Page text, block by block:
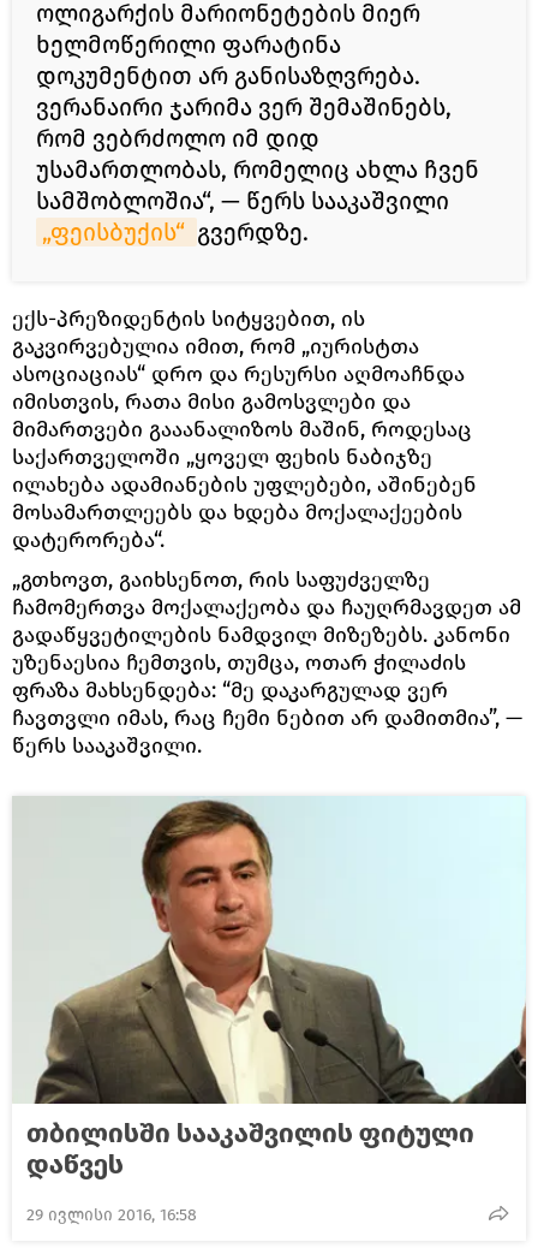
ოლიგარქის მარიონეტების მიერ
ხელმოწერილი ფარატინა
დოკუმენტით არ განისაზღვრება.
ვერანაირი ჯარიმა ვერ შემაშინებს,
რომ ვებრძოლო იმ დიდ
უსამართლობას, რომელიც ახლა ჩვენ
სამშობლოშია“, — წერს სააკაშვილი
„ფეისბუქის“ გვერდზე.
ექს-პრეზიდენტის სიტყვებით, ის
გაკვირვებულია იმით, რომ „იურისტთა
ასოციაციას“ დრო და რესურსი აღმოაჩნდა
იმისთვის, რათა მისი გამოსვლები და
მიმართვები გააანალიზოს მაშინ, როდესაც
საქართველოში „ყოველ ფეხის ნაბიჯზე
ილახება ადამიანების უფლებები, აშინებენ
მოსამართლეებს და ხდება მოქალაქეების
დატერორება“.
„გთხოვთ, გაიხსენოთ, რის საფუძველზე
ჩამომერთვა მოქალაქეობა და ჩაუღრმავდეთ ამ
გადაწყვეტილების ნამდვილ მიზეზებს. კანონი
უზენაესია ჩემთვის, თუმცა, ოთარ ჭილაძის
ფრაზა მახსენდება: “მე დაკარგულად ვერ
ჩავთვლი იმას, რაც ჩემი ნებით არ დამითმია”, —
წერს სააკაშვილი.
თბილისში სააკაშვილის ფიტული
დაწვეს
29 ივლისი 2016, 16:58